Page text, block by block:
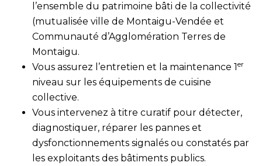
l’ensemble du patrimoine bâti de la collectivité
(mutualisée ville de Montaigu-Vendée et
Communauté d’Agglomération Terres de
Montaigu.
Vous assurez l’entretien et la maintenance 1er
niveau sur les équipements de cuisine
collective.
Vous intervenez à titre curatif pour détecter,
diagnostiquer, réparer les pannes et
dysfonctionnements signalés ou constatés par
les exploitants des bâtiments publics.